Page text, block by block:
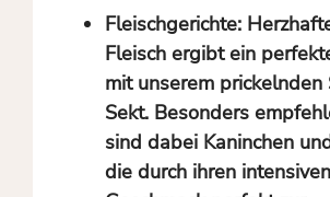
Fleischgerichte:
Fleisch ergibt ein
mit unserem prickelnden
Sekt. Besonders
sind dabei Kaninchen
die durch ihren intensiven